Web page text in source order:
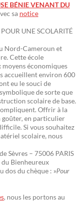
BÉNIE VENANT DU
sa notice
UNE SCOLARITÉ
Nord-Cameroun et
Cette école
économiques
accueillent environ 600
eu le souci de
de sorte que
scolaire de base.
Offrir à la
goûter, en particulier
Si vous souhaitez
scolaire, nous
Sèvres – 75006 PARIS
Bienheureux
dos du chèque : »Pour
, nous les portons au